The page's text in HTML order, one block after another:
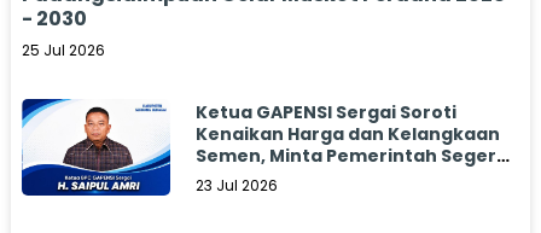
- 2030
25 Jul 2026
Ketua GAPENSI Sergai Soroti
Kenaikan Harga dan Kelangkaan
Semen, Minta Pemerintah Segera
Bertindak
23 Jul 2026